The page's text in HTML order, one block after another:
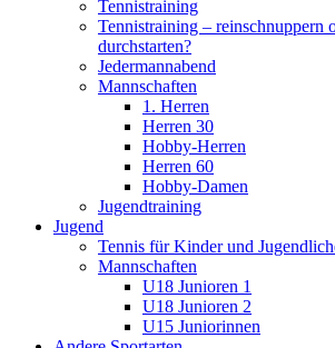
Tennistraining
Tennistraining – reinschnuppern
durchstarten?
Jedermannabend
Mannschaften
1. Herren
Herren 30
Hobby-Herren
Herren 60
Hobby-Damen
Jugendtraining
Jugend
Tennis für Kinder und
Mannschaften
U18 Junioren 1
U18 Junioren 2
U15 Juniorinnen